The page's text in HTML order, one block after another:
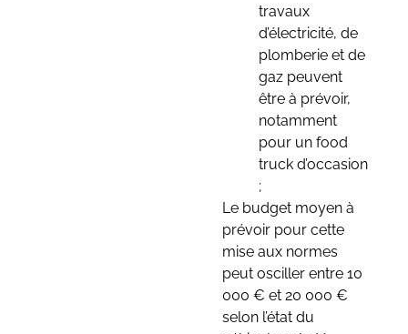
travaux
d’électricité, de
plomberie et de
gaz peuvent
être à prévoir,
notamment
pour un food
truck d’occasion
;
Le budget moyen à
prévoir pour cette
mise aux normes
peut osciller entre 10
000 € et 20 000 €
selon l’état du